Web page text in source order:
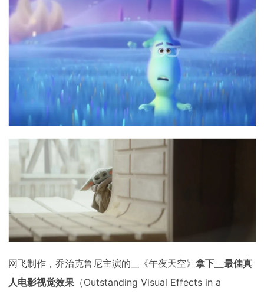
网飞制作，乔治克鲁尼主演的__《午夜天空》 拿下__最佳真
人电影视觉效果 （Outstanding Visual Effects in a